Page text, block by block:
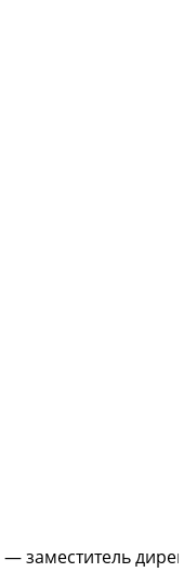
— заместитель